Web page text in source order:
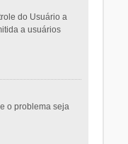
do Usuário a
a usuários
o problema seja